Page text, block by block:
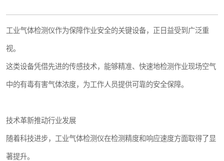
工业气体检测仪作为保障作业安全的关键设备，正日益受到广泛重
视。
这类设备凭借先进的传感技术，能够精准、快速地检测作业现场空气
中的有毒有害气体浓度，为工作人员提供可靠的安全保障。
技术革新推动行业发展
随着科技进步，工业气体检测仪在检测精度和响应速度方面取得了显
著提升。